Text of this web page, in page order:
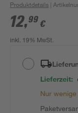
Produktdetails |
12,99 €
inkl. 19% MwSt.
Lieferzeit:
Nur